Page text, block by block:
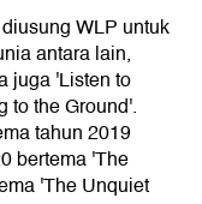
WLP untuk
antara lain,
juga 'Listen to
to the Ground'.
tahun 2019
bertema 'The
'The Unquiet